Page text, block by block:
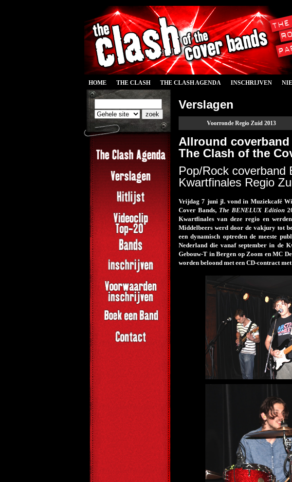
HOME THE CLASH THE CLASH AGENDA INSCHRIJVEN
Verslagen
Voorronde Regio Zuid 2013
Allround
The Clash of the
Pop/Rock coverband
Kwartfinales Regio
Vrijdag 7 juni jl. vond in Muziekcafé
Cover Bands, The BENELUX Edition
Kwartfinales van deze regio en
Middelbeers werd door de vakjury tot
een dynamisch optreden de meeste
Nederland die vanaf september in de
Gebouw-T in Bergen op Zoom en MC
worden beloond met een CD-contract